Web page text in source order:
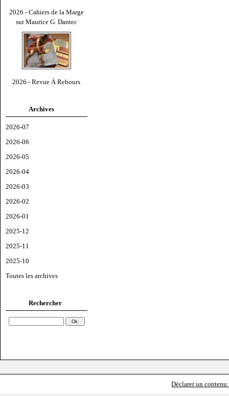
2026 - Cahiers de la Marge
sur Maurice G. Dantec
2026 - Revue À Rebours
Archives
2026-07
2026-06
2026-05
2026-04
2026-03
2026-02
2026-01
2025-12
2025-11
2025-10
Toutes les archives
Rechercher
Déclarer un